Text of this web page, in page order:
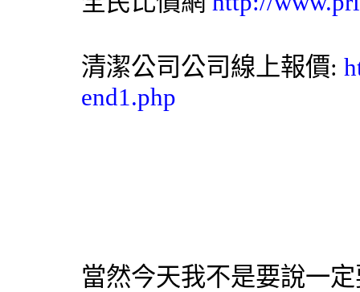
清潔公司公司線上報價:
end1.php
當然今天我不是要說一